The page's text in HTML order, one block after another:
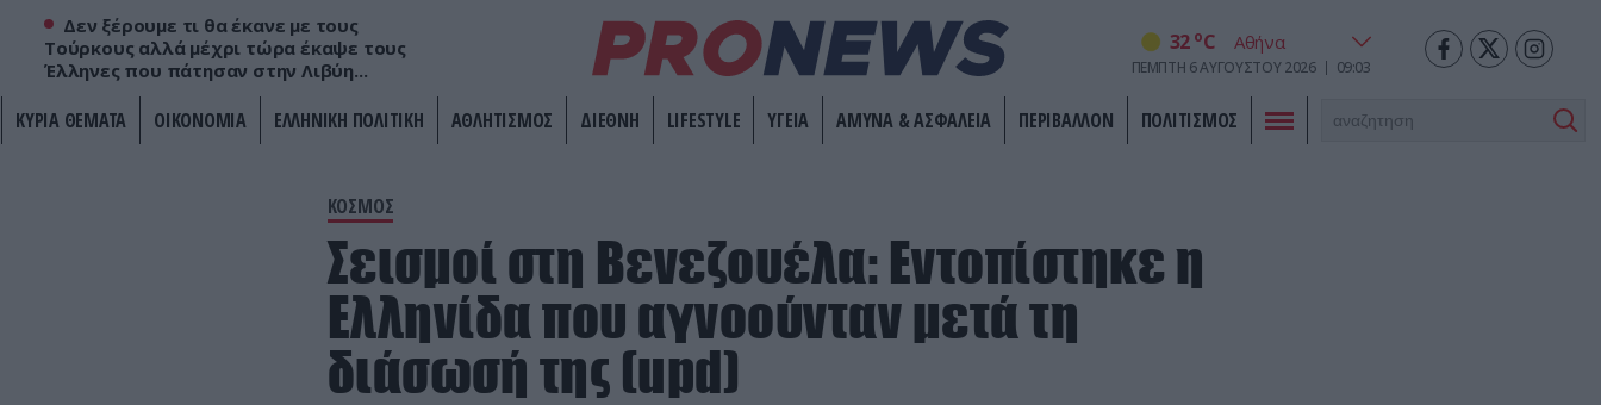
Δεν ξέρουμε τι θα έκανε με τους
Τούρκους αλλά μέχρι τώρα έκαψε τους
Έλληνες που πάτησαν στην Λιβύη...
32 oC
ΠΈΜΠΤΗ 6ΑΥΓΟΎΣΤΟΥ 2026 09:03
ΚΥΡΙΑ ΘΕΜΑΤΑ ΟΙΚΟΝΟΜΙΑ ΕΛΛΗΝΙΚΗ ΠΟΛΙΤΙΚΗ ΑΘΛΗΤΙΣΜΟΣ ΔΙΕΘΝΗ LIFESTYLE ΥΓΕΙΑ ΑΜΥΝΑ & ΑΣΦΑΛΕΙΑ ΠΕΡΙΒΑΛΛΟΝ ΠΟΛΙΤΙΣΜΟΣ
ΚΟΣΜΟΣ
Σεισμοί στη Βενεζουέλα: Εντοπίστηκε η
Ελληνίδα που αγνοούνταν μετά τη
διάσωσή της (upd)